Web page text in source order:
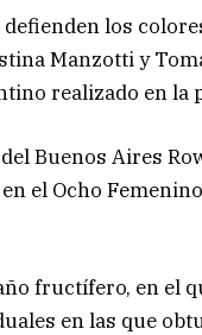
los
Manzotti y
realizado en la
Buenos Aires
el Ocho
fructífero, en el
en las que